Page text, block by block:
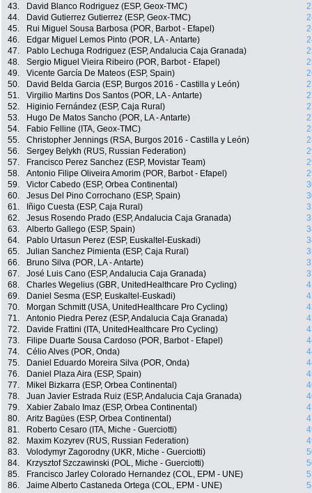
43.
David Blanco Rodriguez (ESP, Geox-TMC)
44.
David Gutierrez Gutierrez (ESP, Geox-TMC)
45.
Rui Miguel Sousa Barbosa (POR, Barbot - Efapel)
46.
Edgar Miguel Lemos Pinto (POR, LA - Antarte)
47.
Pablo Lechuga Rodriguez (ESP, Andalucia Caja Granada)
48.
Sergio Miguel Vieira Ribeiro (POR, Barbot - Efapel)
49.
Vicente García De Mateos (ESP, Spain)
50.
David Belda Garcia (ESP, Burgos 2016 - Castilla y León)
51.
Virgilio Martins Dos Santos (POR, LA - Antarte)
52.
Higinio Fernández (ESP, Caja Rural)
53.
Hugo De Matos Sancho (POR, LA - Antarte)
54.
Fabio Felline (ITA, Geox-TMC)
55.
Christopher Jennings (RSA, Burgos 2016 - Castilla y León)
56.
Sergey Belykh (RUS, Russian Federation)
57.
Francisco Perez Sanchez (ESP, Movistar Team)
58.
Antonio Filipe Oliveira Amorim (POR, Barbot - Efapel)
59.
Victor Cabedo (ESP, Orbea Continental)
60.
Jesus Del Pino Corrochano (ESP, Spain)
61.
Iñigo Cuesta (ESP, Caja Rural)
62.
Jesus Rosendo Prado (ESP, Andalucia Caja Granada)
63.
Alberto Gallego (ESP, Spain)
64.
Pablo Urtasun Perez (ESP, Euskaltel-Euskadi)
65.
Julian Sanchez Pimienta (ESP, Caja Rural)
66.
Bruno Silva (POR, LA - Antarte)
67.
José Luis Cano (ESP, Andalucia Caja Granada)
68.
Charles Wegelius (GBR, UnitedHealthcare Pro Cycling)
69.
Daniel Sesma (ESP, Euskaltel-Euskadi)
70.
Morgan Schmitt (USA, UnitedHealthcare Pro Cycling)
71.
Antonio Piedra Perez (ESP, Andalucia Caja Granada)
72.
Davide Frattini (ITA, UnitedHealthcare Pro Cycling)
73.
Filipe Duarte Sousa Cardoso (POR, Barbot - Efapel)
74.
Célio Alves (POR, Onda)
75.
Daniel Eduardo Moreira Silva (POR, Onda)
76.
Daniel Plaza Aira (ESP, Spain)
77.
Mikel Bizkarra (ESP, Orbea Continental)
78.
Juan Javier Estrada Ruiz (ESP, Andalucia Caja Granada)
79.
Xabier Zabalo Imaz (ESP, Orbea Continental)
80.
Aritz Bagües (ESP, Orbea Continental)
81.
Roberto Cesaro (ITA, Miche - Guerciotti)
82.
Maxim Kozyrev (RUS, Russian Federation)
83.
Volodymyr Zagorodny (UKR, Miche - Guerciotti)
84.
Krzysztof Szczawinski (POL, Miche - Guerciotti)
85.
Francisco Jarley Colorado Hernandez (COL, EPM - UNE)
86.
Jaime Alberto Castaneda Ortega (COL, EPM - UNE)